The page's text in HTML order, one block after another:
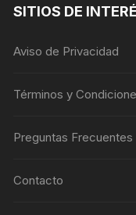
SITIOS DE
Aviso de Privacidad
Términos y
Preguntas Frecuentes
Contacto